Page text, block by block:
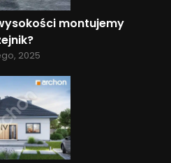
montujemy
2025